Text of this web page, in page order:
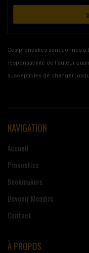
Ces pronostics sont donnés à
responsabilité de l'auteur
susceptibles de changer
NAVIGATION
Accueil
Pronostics
Bookmakers
Devenir Membre
Contact
À PROPOS